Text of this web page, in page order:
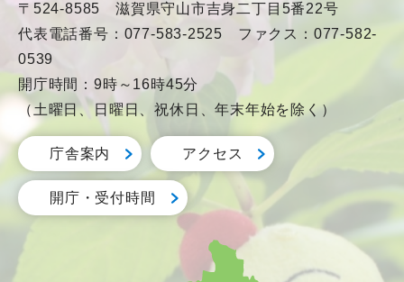
〒524-8585 滋賀県守山市吉身二丁目5番22号
代表電話番号：077-583-2525 ファクス：077-582-
0539
開庁時間：9時～16時45分
（土曜日、日曜日、祝休日、年末年始を除く）
庁舎案内 アクセス
開庁・受付時間